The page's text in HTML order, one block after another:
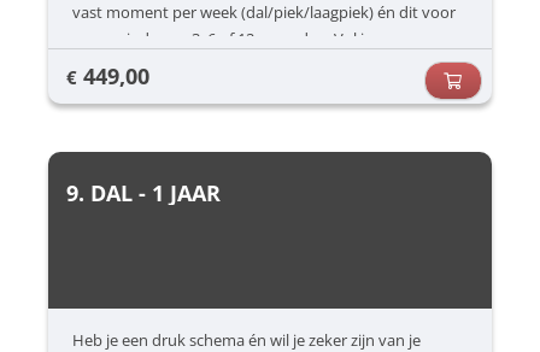
vast moment per week (dal/piek/laagpiek) én dit voor
een periode van 3, 6 of 12 maanden. Vul jouw
voorkeuren in (dag/uur) en dan zorgen wij voor de rest.
€ 449,00
9. DAL - 1 JAAR
Heb je een druk schema én wil je zeker zijn van je